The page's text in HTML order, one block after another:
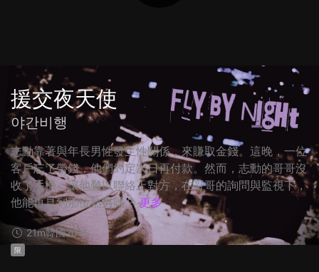
援交夜天使
야간비행
志勳靠著與年長男性發生性關係，來賺取金錢。這晚，一位
客戶忘了帶錢，他們約定次日再付款。​然而，志勳的哥哥沒
收了手機，讓他難以聯絡上對方，在哥哥的詢問與監視下，
他能再見到那位熟男嗎？ 更多
21m韓國2011
限